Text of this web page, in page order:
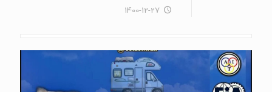
1400-12-27